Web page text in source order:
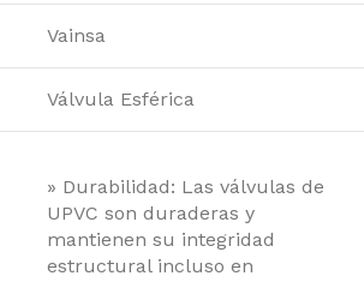
Vainsa
Válvula Esférica
» Durabilidad: Las válvulas de
UPVC son duraderas y
mantienen su integridad
estructural incluso en